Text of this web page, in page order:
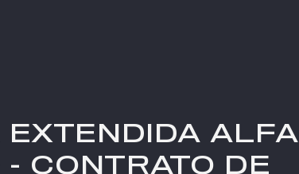
ALFA
CONTRATO DE